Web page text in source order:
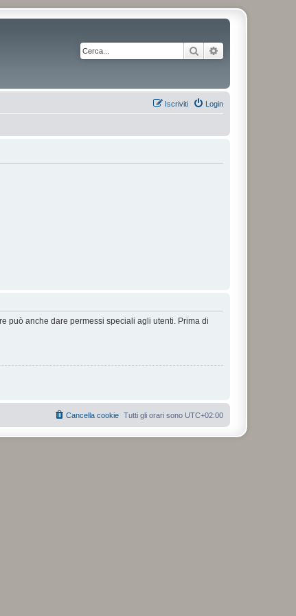
Cerca
Login
Iscriviti
può anche dare permessi speciali agli utenti. Prima di
Tutti gli orari sono UTC+02:00
Cancella cookie